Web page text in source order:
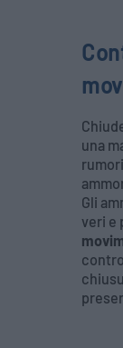
Contattaci
una
Gli
veri e